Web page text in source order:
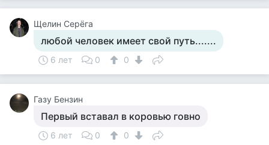
Щелин Серёга
любой человек имеет свой путь.......
6 лет 0 0
Газу Бензин
Первый вставал в коровью говно
6 лет 0 0